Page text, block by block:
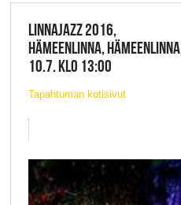
JAZZ FINLAND LIVE
LINNAJAZZ 2016,
HÄMEENLINNA, HÄMEENLINNA
10.7. KLO 13:00
Tapahtuman kotisivut